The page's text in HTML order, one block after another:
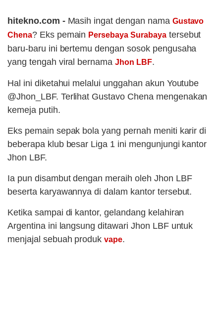
hitekno.com - Masih ingat dengan nama Gustavo
Chena? Eks pemain Persebaya Surabayatersebut
baru-baru ini bertemu dengan sosok pengusaha
yang tengah viral bernamaJhon LBF.
Hal ini diketahui melalui unggahan akun Youtube
@Jhon_LBF. Terlihat Gustavo Chena mengenakan
kemeja putih.
Eks pemain sepak bola yang pernah meniti karir di
beberapa klub besar Liga 1 ini mengunjungi kantor
Jhon LBF.
Ia pun disambut dengan meraih oleh Jhon LBF
beserta karyawannya di dalam kantor tersebut.
Ketika sampai di kantor, gelandang kelahiran
Argentina ini langsung ditawari Jhon LBF untuk
menjajal sebuah produkvape.